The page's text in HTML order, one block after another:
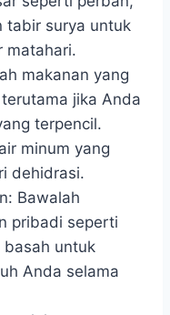
tabir surya untuk
matahari.
makanan yang
jika Anda
terpencil.
minum yang
dehidrasi.
Bawalah
pribadi seperti
untuk
Anda selama